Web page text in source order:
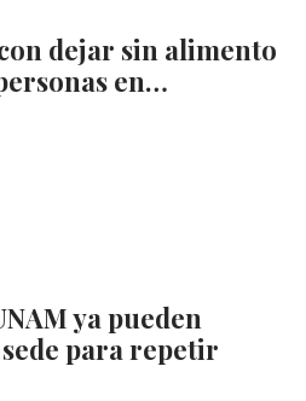
dejar sin alimento
en…
ya pueden
para repetir